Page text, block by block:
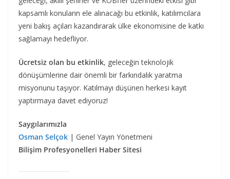
kapsamlı konuların ele alınacağı bu etkinlik, katılımcılara
yeni bakış açıları kazandırarak ülke ekonomisine de katkı
sağlamayı hedefliyor.
Ücretsiz olan bu etkinlik, geleceğin teknolojik
dönüşümlerine dair önemli bir farkındalık yaratma
misyonunu taşıyor. Katılmayı düşünen herkesi kayıt
yaptırmaya davet ediyoruz!
Saygılarımızla
Osman Selçok | Genel Yayın Yönetmeni
Bilişim Profesyonelleri Haber Sitesi